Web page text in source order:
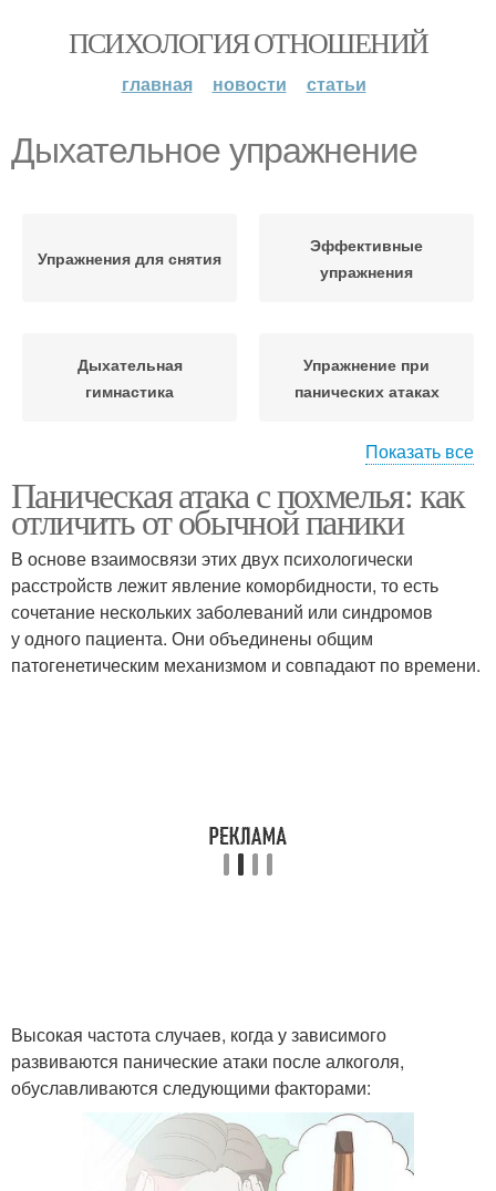
ПСИХОЛОГИЯ ОТНОШЕНИЙ
главная новости статьи
Дыхательное упражнение
Упражнения для снятия
Эффективные
упражнения
Дыхательная
гимнастика
Упражнение при
панических атаках
упражнения
Упражнения при
тревожных
расстройствах
Показать все
Паническая атака с похмелья: как
отличить от обычной паники
В основе взаимосвязи этих двух психологически
расстройств лежит явление коморбидности, то есть
сочетание нескольких заболеваний или синдромов
у одного пациента. Они объединены общим
патогенетическим механизмом и совпадают по времени.
Высокая частота случаев, когда у зависимого
развиваются панические атаки после алкоголя,
обуславливаются следующими факторами: